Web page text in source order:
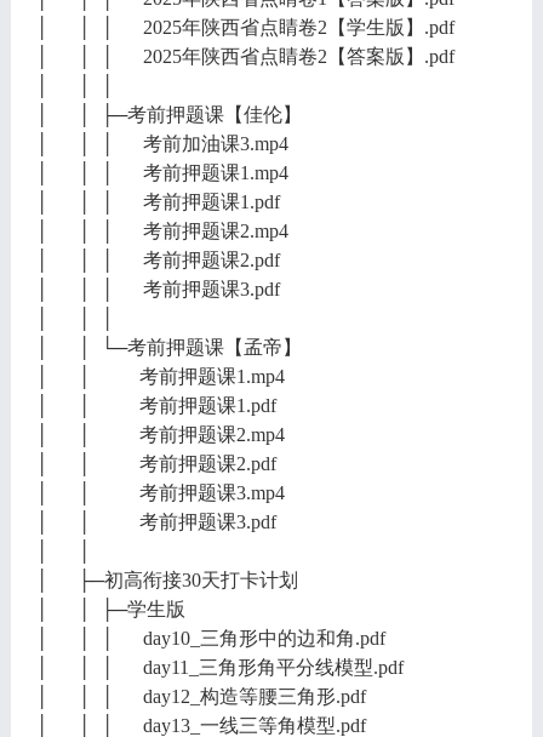
│ │ │ 2025年陕西省点睛卷2【学生版】.pdf
│ │ │ 2025年陕西省点睛卷2【答案版】.pdf
│ │ ├─考前押题课【佳伦】
│ │ │ 考前加油课3.mp4
│ │ │ 考前押题课1.mp4
│ │ │ 考前押题课1.pdf
│ │ │ 考前押题课2.mp4
│ │ │ 考前押题课2.pdf
│ │ │ 考前押题课3.pdf
│ │ └─考前押题课【孟帝】
│ │ 考前押题课1.mp4
│ │ 考前押题课1.pdf
│ │ 考前押题课2.mp4
│ │ 考前押题课2.pdf
│ │ 考前押题课3.mp4
│ │ 考前押题课3.pdf
│ ├─初高衔接30天打卡计划
│ │ ├─学生版
│ │ │ day10_三角形中的边和角.pdf
│ │ │ day11_三角形角平分线模型.pdf
│ │ │ day12_构造等腰三角形.pdf
│ │ │ day13_一线三等角模型.pdf